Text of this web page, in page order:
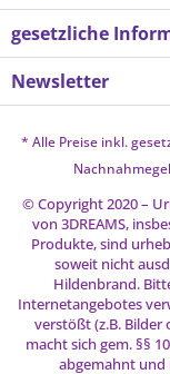
gesetzliche
Newsletter
* Alle Preise inkl.
© Copyright 2020 –
von 3DREAMS,
Produkte, sind
soweit nicht
Hildenbrand.
Internetangebotes
verstößt (z.B.
macht sich gem. §§
abgemahnt und